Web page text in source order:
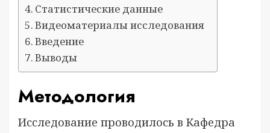
Статистические данные
Видеоматериалы исследования
Введение
Выводы
Методология
Исследование проводилось в Кафедра